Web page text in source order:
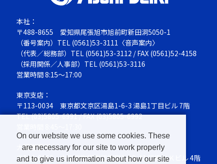
本社：
〒488-8655 愛知県尾張旭市旭前町新田洞5050-1
（番号案内）TEL (0561)53-3111 〈音声案内〉
（代表／総務部）TEL (0561)53-3112 / FAX (0561)52-4158
（採用関係／人事部）TEL (0561)53-3116
営業時間 8:15～17:00
東京支店：
〒113-0034 東京都文京区湯島1-6-3 湯島1丁目ビル 7階
TEL(03)5805-6991/ FAX (03)5805-6992
大阪営業所：
〒564-0063大阪府吹田市江坂町1-13-41 江坂ＮＫビル 4階
On our website we use some cookies. These
are necessary for our site to work properly
and to give us information about how our site